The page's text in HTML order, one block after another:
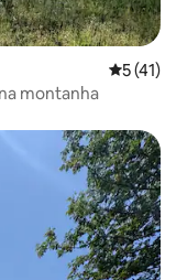
5 de uma
5 (41)
montanha